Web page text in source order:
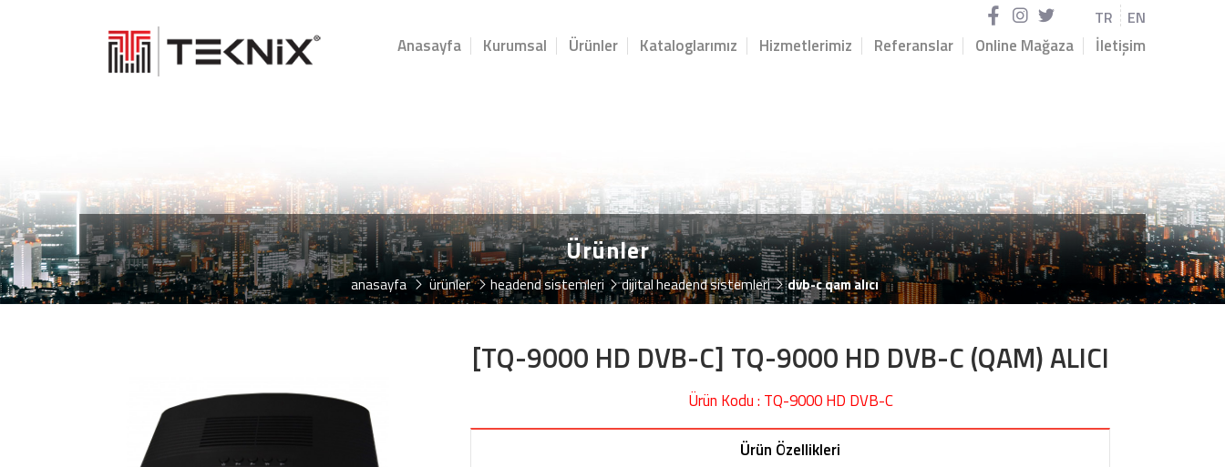
TR EN
Anasayfa Kurumsal Ürünler Kataloglarımız Hizmetlerimiz Referanslar Online Mağaza İletişim
Ürünler
anasayfa ürünler headend si̇stemleri̇ dijital headend sistemleri dvb-c qam alıcı
[TQ-9000 HD DVB-C] TQ-9000 HD DVB-C (QAM) ALICI
Ürün Kodu : TQ-9000 HD DVB-C
Ürün Özellikleri